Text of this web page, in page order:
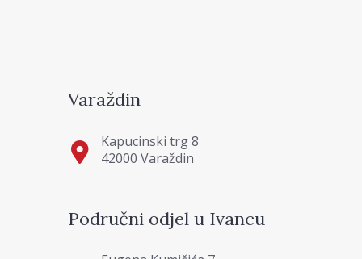
Varaždin
Kapucinski trg 8
42000 Varaždin
Područni odjel u Ivancu